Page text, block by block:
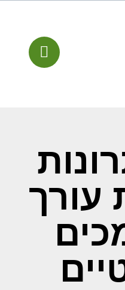
עורך